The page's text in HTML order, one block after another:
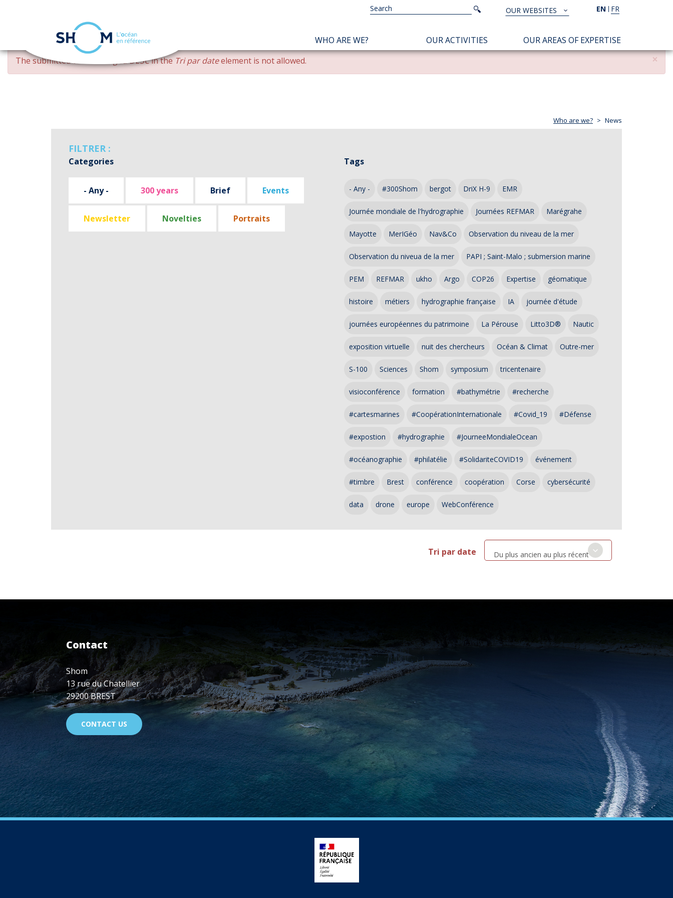
Skip
main
EN FR
TOUS
NOS
SITES
OUR WEBSITES
Search
Search
NAVIGATION
PRINCIPALE
WHO ARE WE? OUR ACTIVITIES OUR AREAS OF EXPERTISE
×
ERROR
MESSAGE
The submitted value changed DESCin theTri par dateelement is not allowed.
Who are we? News
FILTRER :
Categories
- Any - 300 years Brief Events
Newsletter Novelties Portraits
Tags
- Any - #300Shom bergot DriX H-9 EMR
Journée mondiale de l'hydrographie Journées REFMAR Marégrahe
Mayotte MerIGéo Nav&Co Observation du niveau de la mer
Observation du niveua de la mer PAPI ; Saint-Malo ; submersion marine
PEM REFMAR ukho Argo COP26 Expertise géomatique
histoire métiers hydrographie française IA journée d'étude
journées européennes du patrimoine La Pérouse Litto3D® Nautic
exposition virtuelle nuit des chercheurs Océan & Climat Outre-mer
S-100 Sciences Shom symposium tricentenaire
visioconférence formation #bathymétrie #recherche
#cartesmarines #CoopérationInternationale #Covid_19 #Défense
#expostion #hydrographie #JourneeMondialeOcean
#océanographie #philatélie #SolidariteCOVID19 événement
#timbre Brest conférence coopération Corse cybersécurité
data drone europe WebConférence
Tri par date Du plus ancien au plus récent
Contact
Shom
13 rue du Chatellier
29200 BREST
CONTACT US